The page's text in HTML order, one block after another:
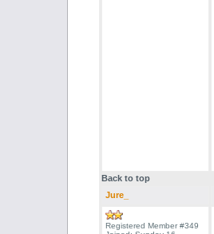
Back to top
Jure_
Registered Member #349